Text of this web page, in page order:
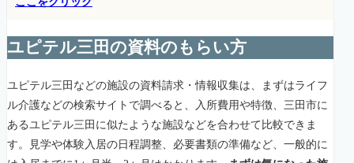
ユピテル三田の資料のもらい方
ユピテル三田などの施設の資料請求・情報収集は、まずはライフ
ル介護などの検索サイトで調べると、入所費用や特徴、三田市に
あるユピテル三田に似たような施設などを合わせて比較できま
す。見学や体験入居の日程調整、必要書類の準備など、一般的に